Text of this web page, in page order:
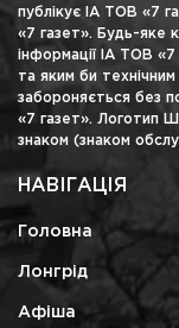
публікує ІА ТОВ «7
«7 газет». Будь-яке
інформації ІА ТОВ
та яким би
забороняється без
«7 газет». Логотип
знаком (знаком
НАВІГАЦІЯ
Головна
Лонгрід
Афіша